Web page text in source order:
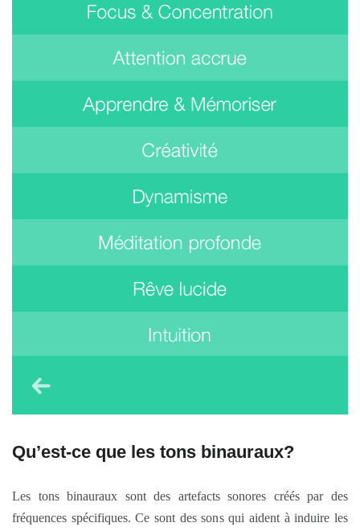
Qu’est-ce que les tons binauraux?
Les tons binauraux sont des artefacts sonores créés par des
fréquences spécifiques. Ce sont des sons qui aident à induire les